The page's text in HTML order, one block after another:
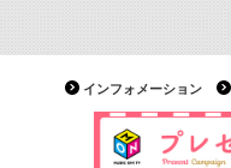
インフォメーション